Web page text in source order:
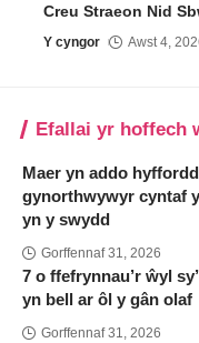
Creu Straeon Nid
Y cyngor Awst 4,
Efallai yr hoffech
Maer yn addo
gynorthwywyr cyntaf
yn y swydd
Gorffennaf 31, 2026
7 o ffefrynnau’r ŵyl
yn bell ar ôl y gân olaf
Gorffennaf 31, 2026